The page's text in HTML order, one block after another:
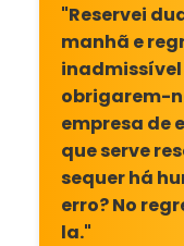
"Reservei
manhã e
obrigarem-
empresa de
que serve
sequer há
erro? No
la."